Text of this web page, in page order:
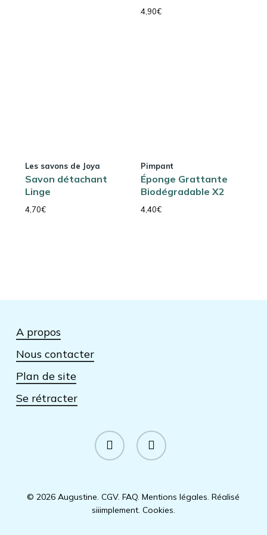
4,90€
Les savons de Joya
Savon détachant
Linge
4,70€
Pimpant
Éponge Grattante
Biodégradable X2
4,40€
A propos
Nous contacter
Plan de site
Se rétracter
facebook instagram
© 2026 Augustine.CGV.FAQ.Mentions légales.Réalisé
siiimplement. Cookies.